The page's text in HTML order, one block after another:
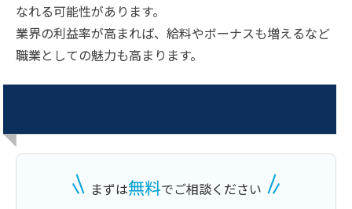
なれる可能性があります。
業界の利益率が高まれば、給料やボーナスも増えるなど
職業としての魅力も高まります。
まずは無料でご相談ください